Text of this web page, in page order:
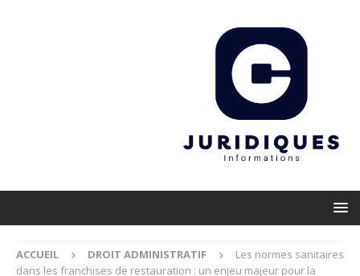
ACCUEIL DROIT ADMINISTRATIF
Les normes sanitaires
dans les franchises de restauration : un enjeu majeur pour la